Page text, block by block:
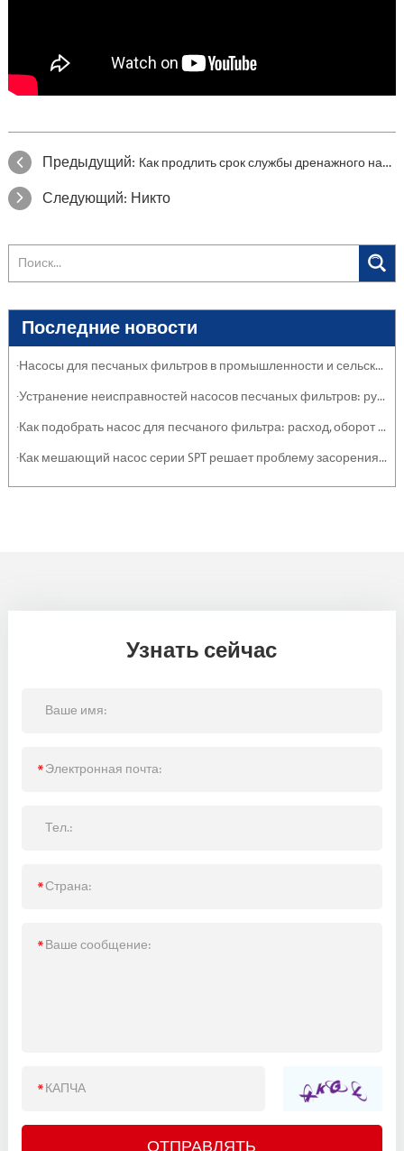
Предыдущий: Как продлить срок службы дренажного насоса?
Следующий: Никто
Последние новости
·Насосы для песчаных фильтров в промышленности и сельском хозяйстве: защита систем
·Устранение неисправностей насосов песчаных фильтров: руководство по обслуживанию
·Как подобрать насос для песчаного фильтра: расход, оборот и эффективность
·Как мешающий насос серии SPT решает проблему засорения тяжелыми отложениями и суспензиями
Узнать сейчас